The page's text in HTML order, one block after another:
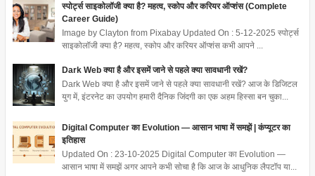
स्पोर्ट्स साइकोलॉजी क्या है? महत्व, स्कोप और करियर ऑप्शंस (Complete
Career Guide)
Image by Clayton from Pixabay Updated On : 5-12-2025 स्पोर्ट्स
साइकोलॉजी क्या है? महत्व, स्कोप और करियर ऑप्शंस कभी आपने ...
Dark Web क्या है और इसमें जाने से पहले क्या सावधानी रखें?
Dark Web क्या है और इसमें जाने से पहले क्या सावधानी रखें? आज के डिजिटल
युग में, इंटरनेट का उपयोग हमारी दैनिक जिंदगी का एक अहम हिस्सा बन चुका...
Digital Computer का Evolution — आसान भाषा में समझें | कंप्यूटर का
इतिहास
Updated On : 23-10-2025 Digital Computer का Evolution —
आसान भाषा में समझें अगर आपने कभी सोचा है कि आज के आधुनिक लैपटॉप या...